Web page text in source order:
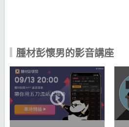
讓大家都能用這軟體輕
股海迷茫的你一些建議
我也遭遇過失敗， 因此
議： 1. 失敗不可怕，要
絕對要嚴格遵守投資紀
課很重要，只投資有研
配，不要重押單一個股
的方式 「身體健康為首
制好資金部位， 不需做
腫材彭懷男的影音講座